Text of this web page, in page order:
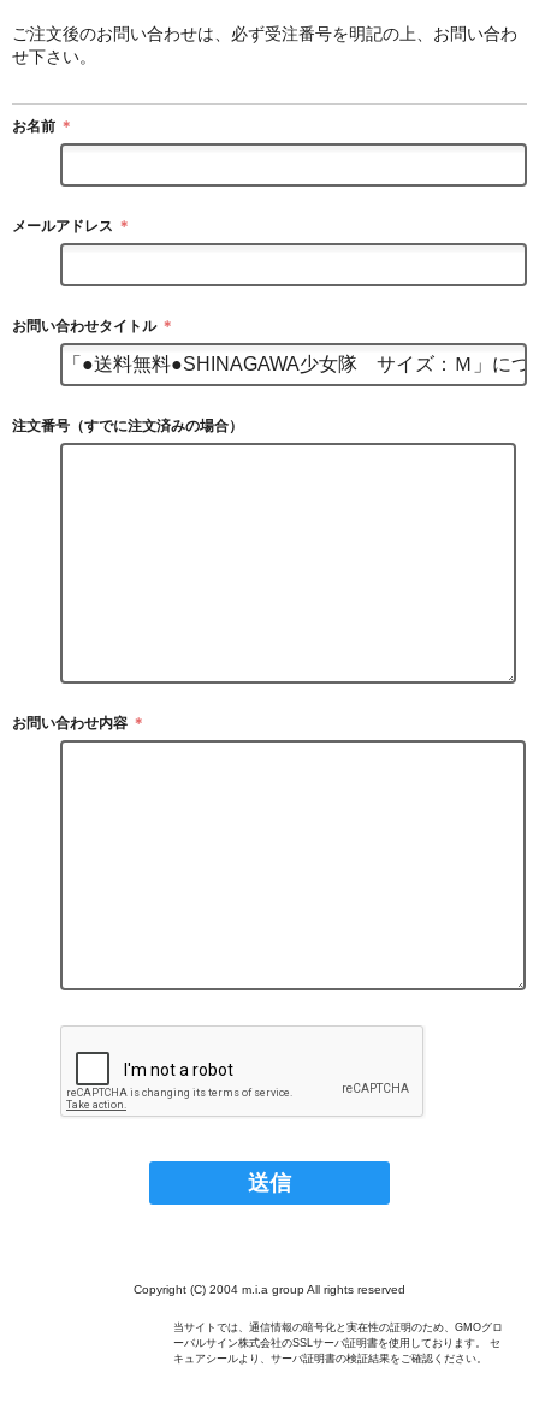
ご注文後のお問い合わせは、必ず受注番号を明記の上、お問い合わ
せ下さい。
お名前 ＊
メールアドレス ＊
お問い合わせタイトル ＊
注文番号（すでに注文済みの場合）
お問い合わせ内容 ＊
Copyright (C) 2004 m.i.a group All rights reserved
当サイトでは、通信情報の暗号化と実在性の証明のため、GMOグロ
ーバルサイン株式会社のSSLサーバ証明書を使用しております。 セ
キュアシールより、サーバ証明書の検証結果をご確認ください。